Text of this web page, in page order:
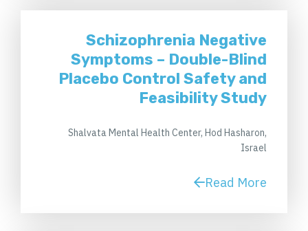
Schizophrenia Negative
Symptoms – Double-Blind
Placebo Control Safety and
Feasibility Study
Shalvata Mental Health Center, Hod Hasharon,
Israel
Read More